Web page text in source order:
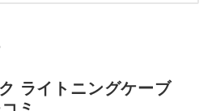
ライトニングケーブ